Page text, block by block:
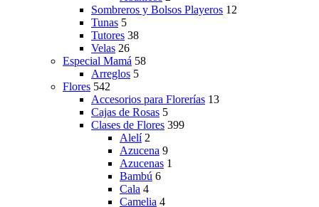
Sombreros y Bolsos Playeros 12
Tunas 5
Tutores 38
Velas 26
Especial Mamá 58
Arreglos 5
Flores 542
Accesorios para Florerías 13
Cajas de Rosas 5
Clases de Flores 399
Alelí 2
Azucena 9
Azucenas 1
Bambú 6
Cala 4
Camelia 4